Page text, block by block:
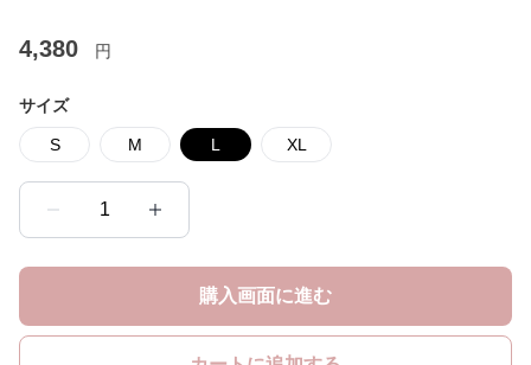
4,380 円
サイズ
S M L XL
1
購入画面に進む